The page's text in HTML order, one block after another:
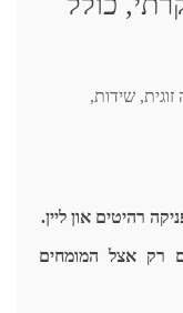
שידות,
רהיטים און ליין.
רק אצל המומחים